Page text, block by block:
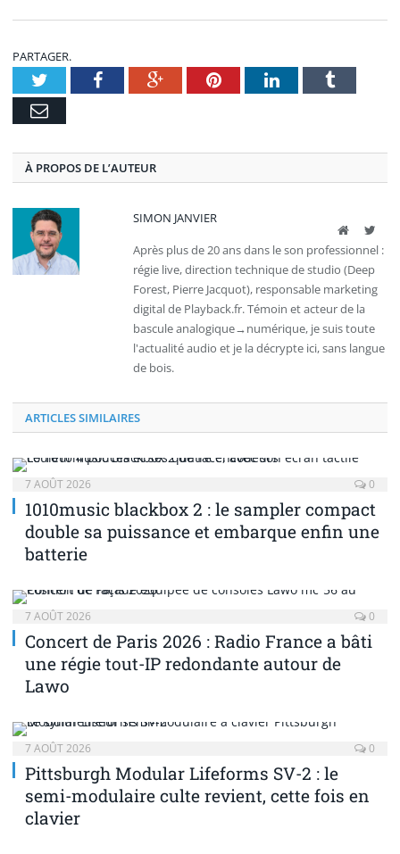
PARTAGER.
TwitterFacebookGoogle+PinterestLinkedInTumblr
E-
À PROPOS DE L’AUTEUR
SIMON JANVIER
Site
web
Après plus de 20 ans dans le son professionnel :
régie live, direction technique de studio (Deep
Forest, Pierre Jacquot), responsable marketing
digital de Playback.fr. Témoin et acteur de la
bascule analogique→numérique, je suis toute
l'actualité audio et je la décrypte ici, sans langue
de bois.
ARTICLES SIMILAIRES
7 AOÛT 2026 0
1010music blackbox 2 : le sampler compact
double sa puissance et embarque enfin une
batterie
7 AOÛT 2026 0
Concert de Paris 2026 : Radio France a bâti
une régie tout-IP redondante autour de
Lawo
7 AOÛT 2026 0
Pittsburgh Modular Lifeforms SV-2 : le
semi-modulaire culte revient, cette fois en
clavier